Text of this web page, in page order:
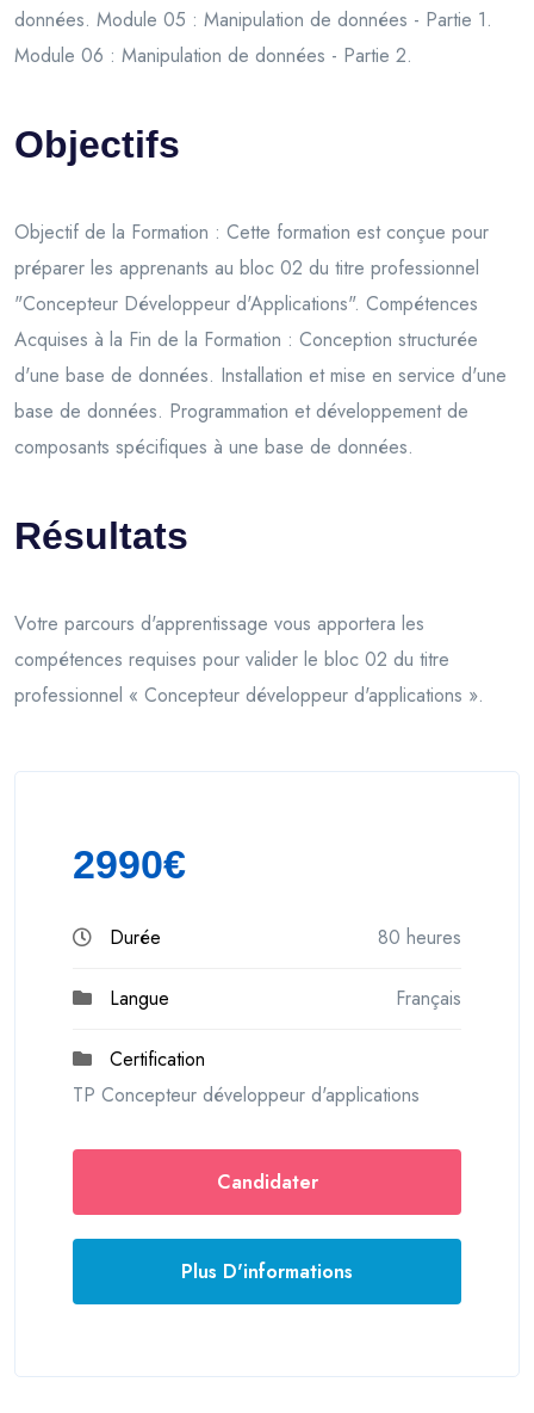
données. Module 05 : Manipulation de données - Partie 1.
Module 06 : Manipulation de données - Partie 2.
Objectifs
Objectif de la Formation : Cette formation est conçue pour
préparer les apprenants au bloc 02 du titre professionnel
"Concepteur Développeur d'Applications". Compétences
Acquises à la Fin de la Formation : Conception structurée
d'une base de données. Installation et mise en service d'une
base de données. Programmation et développement de
composants spécifiques à une base de données.
Résultats
Votre parcours d'apprentissage vous apportera les
compétences requises pour valider le bloc 02 du titre
professionnel « Concepteur développeur d'applications ».
2990€
Durée 80 heures
Langue Français
Certification
TP Concepteur développeur d'applications
Candidater
Plus D'informations